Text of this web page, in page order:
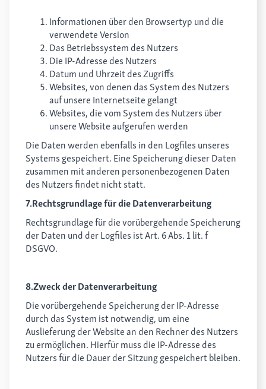
Informationen über den Browsertyp und die
verwendete Version
Das Betriebssystem des Nutzers
Die IP-Adresse des Nutzers
Datum und Uhrzeit des Zugriffs
Websites, von denen das System des Nutzers
auf unsere Internetseite gelangt
Websites, die vom System des Nutzers über
unsere Website aufgerufen werden
Die Daten werden ebenfalls in den Logfiles unseres
Systems gespeichert. Eine Speicherung dieser Daten
zusammen mit anderen personenbezogenen Daten
des Nutzers findet nicht statt.
7.Rechtsgrundlage für die Datenverarbeitung
Rechtsgrundlage für die vorübergehende Speicherung
der Daten und der Logfiles ist Art. 6 Abs. 1 lit. f
DSGVO.
8.Zweck der Datenverarbeitung
Die vorübergehende Speicherung der IP-Adresse
durch das System ist notwendig, um eine
Auslieferung der Website an den Rechner des Nutzers
zu ermöglichen. Hierfür muss die IP-Adresse des
Nutzers für die Dauer der Sitzung gespeichert bleiben.